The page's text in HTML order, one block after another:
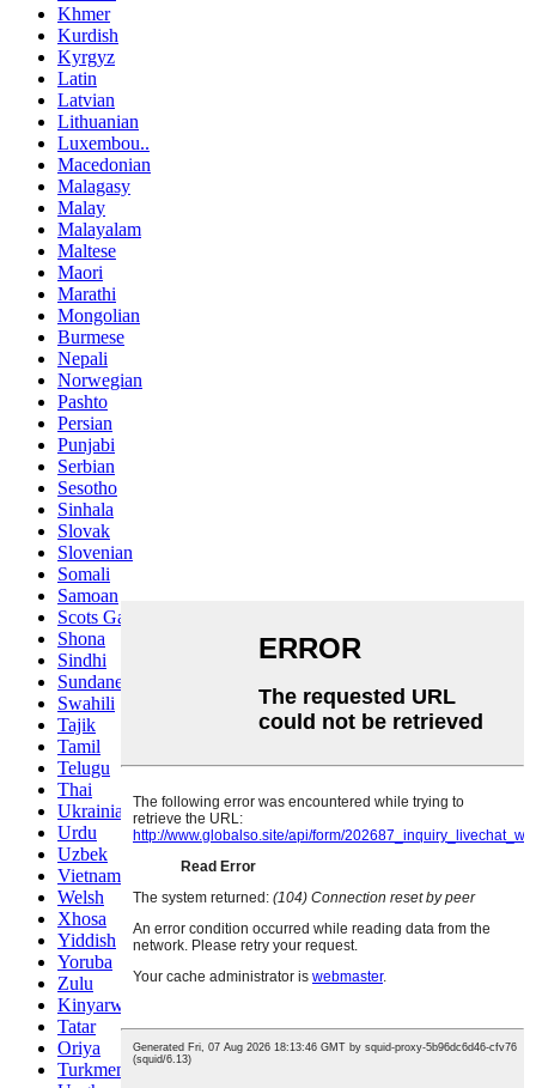
Khmer
Kurdish
Kyrgyz
Latin
Latvian
Lithuanian
Luxembou..
Macedonian
Malagasy
Malay
Malayalam
Maltese
Maori
Marathi
Mongolian
Burmese
Nepali
Norwegian
Pashto
Persian
Punjabi
Serbian
Sesotho
Sinhala
Slovak
Slovenian
Somali
Samoan
Scots Gaelic
Shona
Sindhi
Sundanese
Swahili
Tajik
Tamil
Telugu
Thai
Ukrainian
Urdu
Uzbek
Vietnamese
Welsh
Xhosa
Yiddish
Yoruba
Zulu
Kinyarwanda
Tatar
Oriya
Turkmen